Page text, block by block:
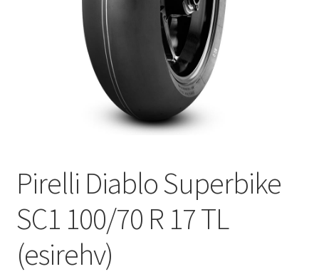
Pirelli Diablo Superbike
SC1 100/70 R 17 TL
(esirehv)